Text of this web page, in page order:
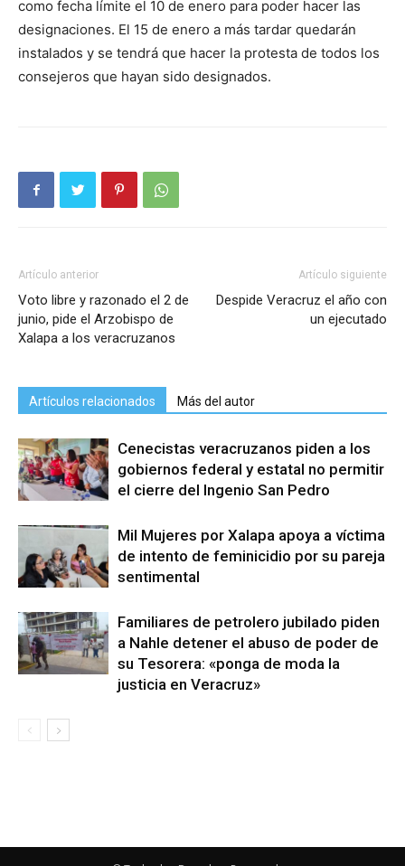
como fecha límite el 10 de enero para poder hacer las
designaciones. El 15 de enero a más tardar quedarán
instalados y se tendrá que hacer la protesta de todos los
consejeros que hayan sido designados.
Artículo anterior
Voto libre y razonado el 2 de
junio, pide el Arzobispo de
Xalapa a los veracruzanos
Artículo siguiente
Despide Veracruz el año con
un ejecutado
Artículos relacionados Más del autor
Cenecistas veracruzanos piden a los
gobiernos federal y estatal no permitir
el cierre del Ingenio San Pedro
Mil Mujeres por Xalapa apoya a víctima
de intento de feminicidio por su pareja
sentimental
Familiares de petrolero jubilado piden
a Nahle detener el abuso de poder de
su Tesorera: «ponga de moda la
justicia en Veracruz»